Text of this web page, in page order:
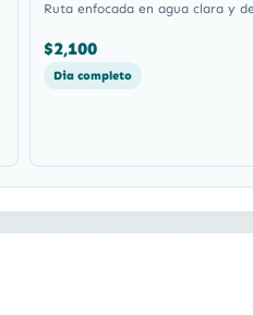
Ruta enfocada en agua clara y
$2,100
Dia completo